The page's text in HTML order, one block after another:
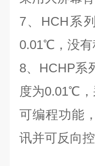
7、 HCH 系
0.01℃ ，没
8、 HCHP系
度为0.01℃
可编程功能
讯并可反向